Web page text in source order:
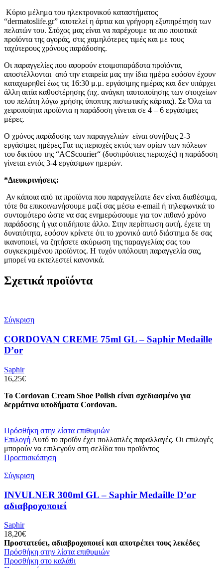
Κύριο μέλημα του ηλεκτρονικού καταστήματος
“dermatoslife.gr” αποτελεί η άρτια και γρήγορη εξυπηρέτηση των
πελατών του. Στόχος μας είναι να παρέχουμε τα πιο ποιοτικά
προϊόντα της αγοράς, στις χαμηλότερες τιμές και με τους
ταχύτερους χρόνους παράδοσης.
Οι παραγγελίες που αφορούν ετοιμοπαράδοτα προϊόντα,
αποστέλλονται από την εταιρεία μας την ίδια ημέρα εφόσον έχουν
καταχωρηθεί έως τις 16:30 μ.μ. εργάσιμης ημέρας και δεν υπάρχει
άλλη αιτία καθυστέρησης (πχ. ανάγκη ταυτοποίησης των στοιχείων
του πελάτη λόγω χρήσης ύποπτης πιστωτικής κάρτας). Σε Όλα τα
χειροποίητα προϊόντα η παράδοση γίνεται σε 4 – 6 εργάσιμες
μέρες.
Ο χρόνος παράδοσης των παραγγελιών είναι συνήθως 2-3
εργάσιμες ημέρες.Για τις περιοχές εκτός των ορίων των πόλεων
του δικτύου της “ACScourier“ (δυσπρόσιτες περιοχές) η παράδοση
γίνεται εντός 3-4 εργάσιμων ημερών.
*Διευκρινήσεις:
Αν κάποια από τα προϊόντα που παραγγείλατε δεν είναι διαθέσιμα,
τότε θα επικοινωνήσουμε μαζί σας μέσω e-email ή τηλεφωνικά το
συντομότερο ώστε να σας ενημερώσουμε για τον πιθανό χρόνο
παράδοσης ή για οτιδήποτε άλλο. Στην περίπτωση αυτή, έχετε τη
δυνατότητα, εφόσον κρίνετε ότι το χρονικό αυτό διάστημα δε σας
ικανοποιεί, να ζητήσετε ακύρωση της παραγγελίας σας του
συγκεκριμένου προϊόντος. Η τυχόν υπόλοιπη παραγγελία σας,
μπορεί να εκτελεστεί κανονικά.
Σχετικά προϊόντα
Σύγκριση
CORDOVAN CREME 75ml GL – Saphir Medaille
D’or
Saphir
16,25€
Το Cordovan Cream Shoe Polish είναι σχεδιασμένο για
δερμάτινα υποδήματα Cordovan.
Πρόσθήκη στην λίστα επιθυμιών
Επιλογή Αυτό το προϊόν έχει πολλαπλές παραλλαγές. Οι επιλογές
μπορούν να επιλεγούν στη σελίδα του προϊόντος
Προεπισκόπηση
Σύγκριση
INVULNER 300ml GL – Saphir Medaille D’or
αδιαβροχοποιεί
Saphir
18,20€
Προστατεύει, αδιαβροχοποιεί και αποτρέπει τους λεκέδες
Πρόσθήκη στην λίστα επιθυμιών
Προσθήκη στο καλάθι